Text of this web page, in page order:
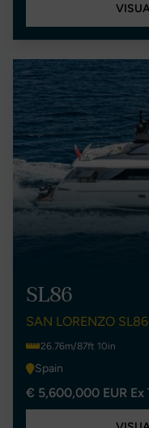
SL86
SAN LORENZO SL86
26.76m/87ft 10in
Spain
€ 5,600,000 EUR Ex